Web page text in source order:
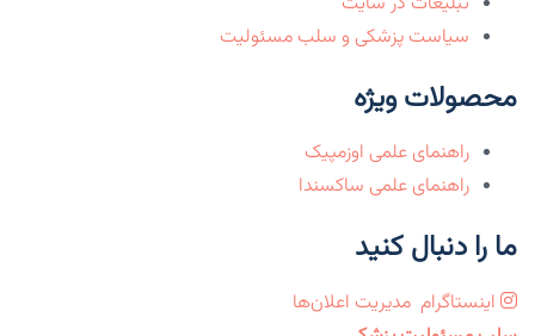
سیاست پزشکی و سلب مسئولیت
محصولات ویژه
راهنمای علمی اوزمپیک
راهنمای علمی ساکسندا
ما را دنبال کنید
اینستاگرام مدیریت اعلان‌ها